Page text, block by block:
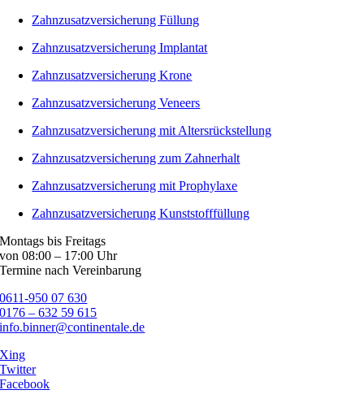
Zahnzusatzversicherung Füllung
Zahnzusatzversicherung Implantat
Zahnzusatzversicherung Krone
Zahnzusatzversicherung Veneers
Zahnzusatzversicherung mit Altersrückstellung
Zahnzusatzversicherung zum Zahnerhalt
Zahnzusatzversicherung mit Prophylaxe
Zahnzusatzversicherung Kunststofffüllung
Montags bis Freitags
von 08:00 – 17:00 Uhr
Termine nach Vereinbarung
0611-950 07 630
0176 – 632 59 615
info.binner@continentale.de
Xing
Twitter
Facebook